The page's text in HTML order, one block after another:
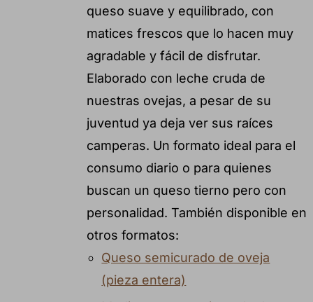
queso suave y equilibrado, con
matices frescos que lo hacen muy
agradable y fácil de disfrutar.
Elaborado con leche cruda de
nuestras ovejas, a pesar de su
juventud ya deja ver sus raíces
camperas. Un formato ideal para el
consumo diario o para quienes
buscan un queso tierno pero con
personalidad. También disponible en
otros formatos:
Queso semicurado de oveja
(pieza entera)